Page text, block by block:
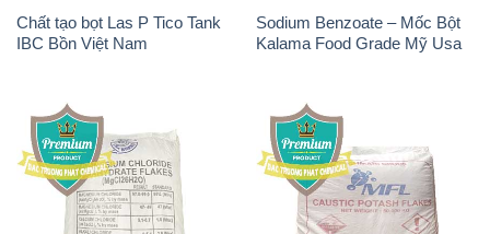
Chất tạo bọt Las P Tico Tank
IBC Bồn Việt Nam
Sodium Benzoate – Mốc Bột
Kalama Food Grade Mỹ Usa